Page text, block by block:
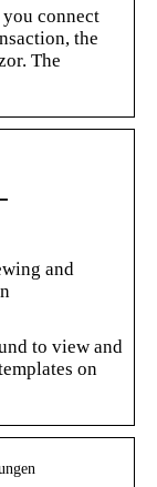
connect
the
The
and
to view and
on